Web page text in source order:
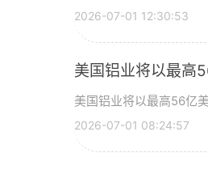
2026-07-01 12:30:53
美国铝业将以最高
美国铝业将以最高56亿
2026-07-01 08:24:57